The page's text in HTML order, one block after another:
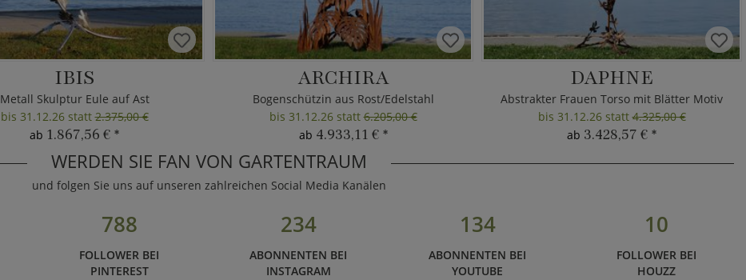
IBIS
Metall Skulptur Eule auf Ast
bis 31.12.26 statt2.375,00 €
ab 1.867,56 € *
ARCHIRA
Bogenschützin aus Rost/Edelstahl
bis 31.12.26 statt6.205,00 €
ab 4.933,11 € *
DAPHNE
Abstrakter Frauen Torso mit Blätter Motiv
bis 31.12.26 statt4.325,00 €
ab 3.428,57 € *
WERDEN SIE FAN VON GARTENTRAUM
und folgen Sie uns auf unseren zahlreichen Social Media Kanälen
788
FOLLOWER BEI
PINTEREST
234
ABONNENTEN BEI
INSTAGRAM
134
ABONNENTEN BEI
YOUTUBE
10
FOLLOWER BEI
HOUZZ